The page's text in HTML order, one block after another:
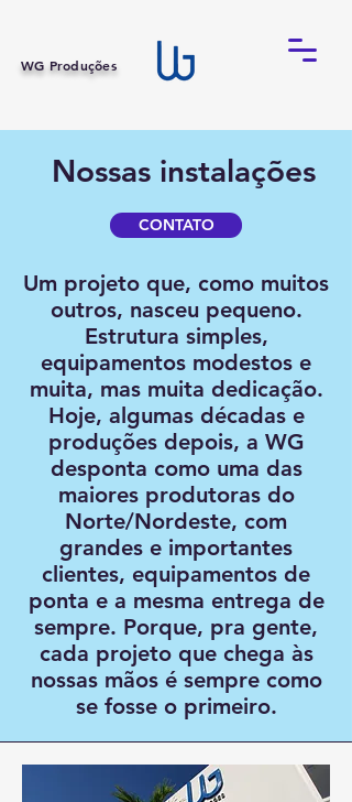
WG Produções
Nossas instalações
CONTATO
Um projeto que, como muitos
outros, nasceu pequeno.
Estrutura simples,
equipamentos modestos e
muita, mas muita dedicação.
Hoje, algumas décadas e
produções depois, a WG
desponta como uma das
maiores produtoras do
Norte/Nordeste, com
grandes e importantes
clientes, equipamentos de
ponta e a mesma entrega de
sempre. Porque, pra gente,
cada projeto que chega às
nossas mãos é sempre como
se fosse o primeiro.